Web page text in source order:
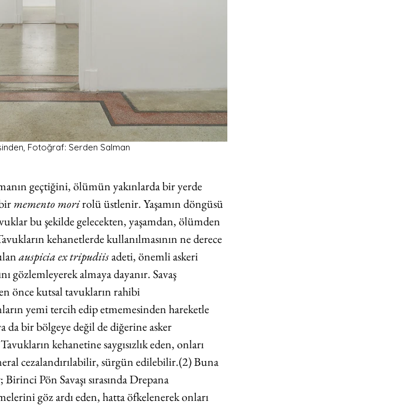
Fotoğraf: Serden Salman
geçtiğini, ölümün yakınlarda bir yerde
memento mori rolü üstlenir. Yaşamın döngüsü
bu şekilde gelecekten, yaşamdan, ölümden
kehanetlerde kullanılmasının ne derece
auspicia ex tripudiis adeti, önemli askeri
gözlemleyerek almaya dayanır. Savaş
önce kutsal tavukların rahibi
yemi tercih edip etmemesinden hareketle
da bir bölgeye değil de diğerine asker
kehanetine saygısızlık eden, onları
cezalandırılabilir, sürgün edilebilir.(2) Buna
Pön Savaşı sırasında Drepana
göz ardı eden, hatta öfkelenerek onları